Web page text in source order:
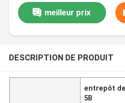
meilleur prix
DESCRIPTION DE PRODUIT
entrepôt
5B